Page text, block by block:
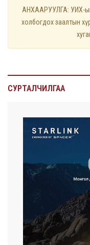
АНХААРУУЛГА: УИХ-ын
холбогдох заалтын
СУРТАЛЧИЛГАА